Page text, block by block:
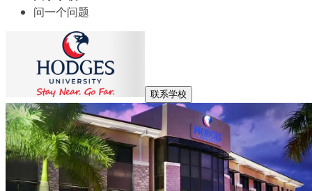
问一个问题
联系学校